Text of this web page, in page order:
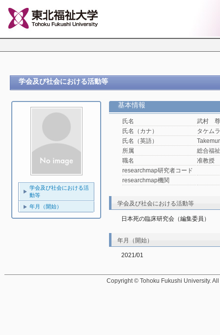
学会及び社会における活動等
学会及び社会における活
動等
年月（開始）
基本情報
氏名
武村
氏名（カナ）
タケム
氏名（英語）
所属
総合福
職名
准教授
researchmap研究者コード
researchmap機関
学会及び社会における活動等
日本死の臨床研究会（編集委員）
年月（開始）
2021/01